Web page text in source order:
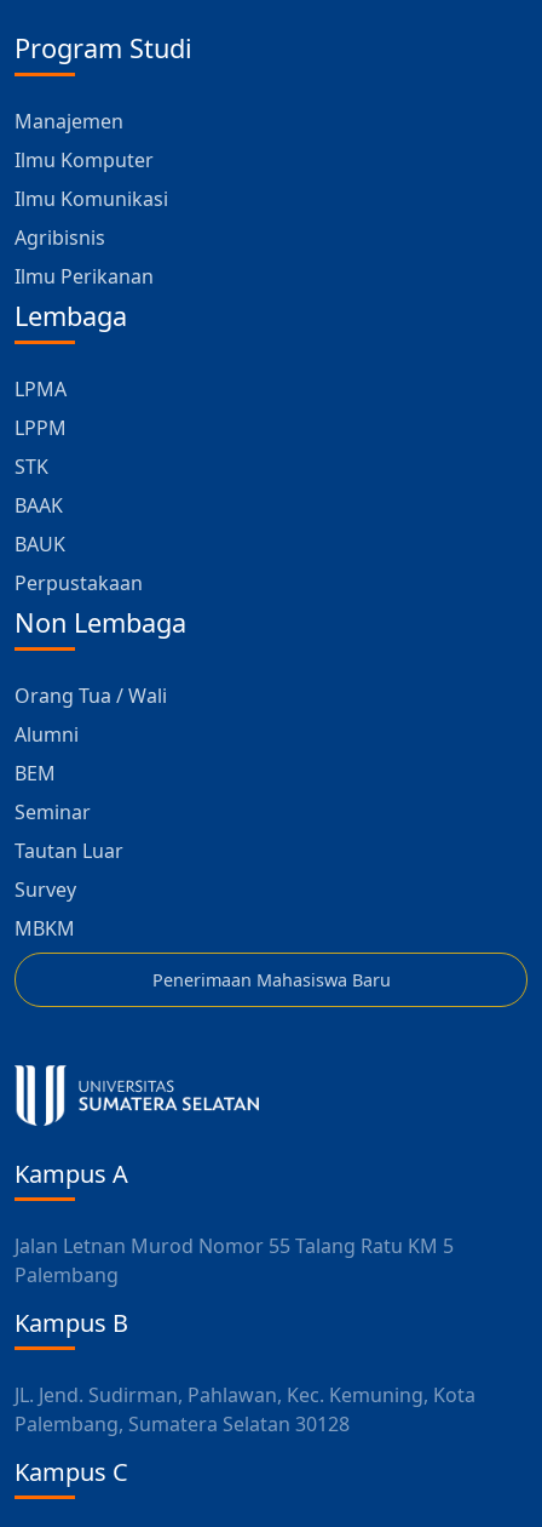
Program Studi
Manajemen
Ilmu Komputer
Ilmu Komunikasi
Agribisnis
Ilmu Perikanan
Lembaga
LPMA
LPPM
STK
BAAK
BAUK
Perpustakaan
Non Lembaga
Orang Tua / Wali
Alumni
BEM
Seminar
Tautan Luar
Survey
MBKM
Penerimaan Mahasiswa Baru
Kampus A
Jalan Letnan Murod Nomor 55 Talang Ratu KM 5
Palembang
Kampus B
JL. Jend. Sudirman, Pahlawan, Kec. Kemuning, Kota
Palembang, Sumatera Selatan 30128
Kampus C